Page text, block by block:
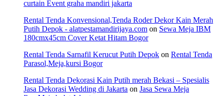
curtain Event graha mandiri jakarta
Rental Tenda Konvensional,Tenda Roder Dekor Kain Merah
Putih Depok - alatpestamandirijaya.com on Sewa Meja IBM
180cmx45cm Cover Ketat Hitam Bogor
Rental Tenda Sarnafil Kerucut Putih Depok on Rental Tenda
Parasol,Meja,kursi Bogor
Rental Tenda Dekorasi Kain Putih merah Bekasi – Spesialis
Jasa Dekorasi Wedding di Jakarta on Jasa Sewa Meja